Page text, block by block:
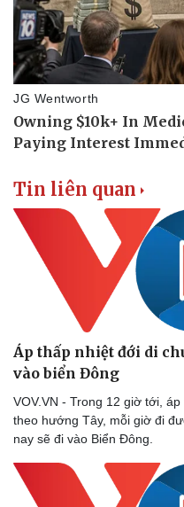
Doanh nghiệp
Thông tin doanh nghiệp
Doanh nghiệp 24h
Doanh nhân
Vì cộng đồng
Tin liên quan
Áp thấp nhiệt đới di
vào biển Đông
VOV.VN - Trong 12 giờ tới,
theo hướng Tây, mỗi giờ đi
nay sẽ đi vào Biển Đông.